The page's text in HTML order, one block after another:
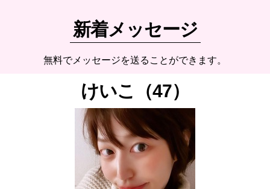
新着メッセージ
無料でメッセージを送ることができます。
けいこ（47）